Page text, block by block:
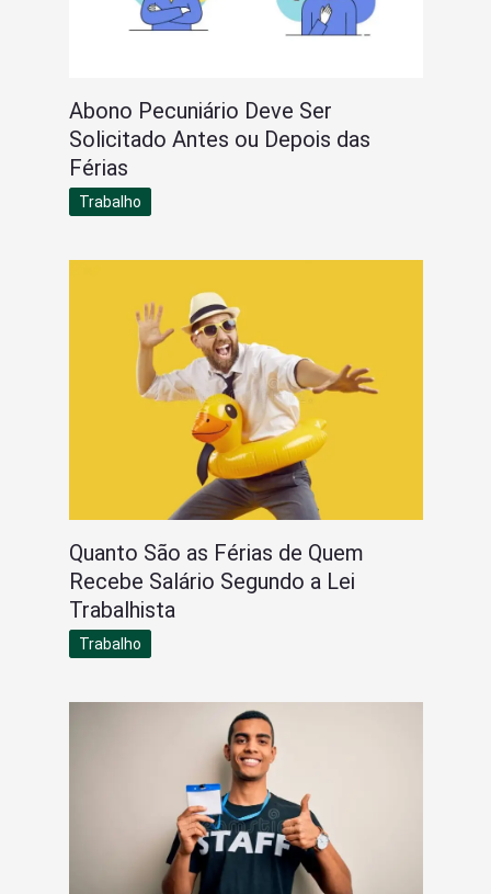
Abono Pecuniário Deve Ser
Solicitado Antes ou Depois das
Férias
Trabalho
Quanto São as Férias de Quem
Recebe Salário Segundo a Lei
Trabalhista
Trabalho